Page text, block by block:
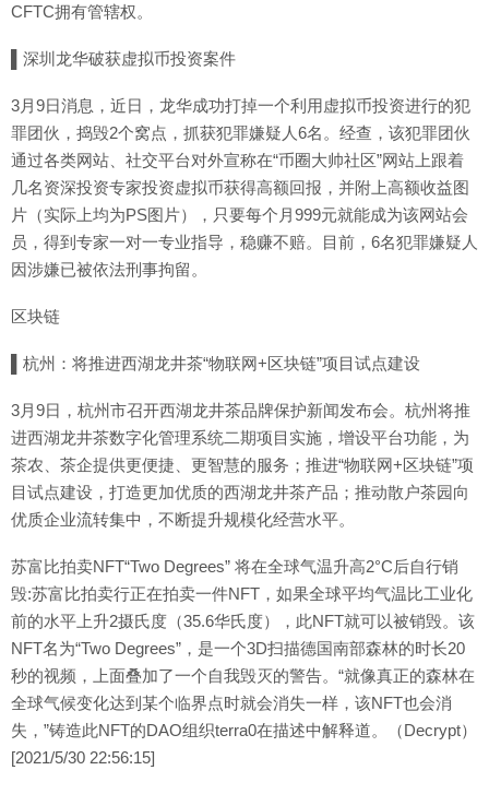
CFTC拥有管辖权。
▌深圳龙华破获虚拟币投资案件
3月9日消息，近日，龙华成功打掉一个利用虚拟币投资进行的犯
罪团伙，捣毁2个窝点，抓获犯罪嫌疑人6名。经查，该犯罪团伙
通过各类网站、社交平台对外宣称在“币圈大帅社区”网站上跟着
几名资深投资专家投资虚拟币获得高额回报，并附上高额收益图
片（实际上均为PS图片），只要每个月999元就能成为该网站会
员，得到专家一对一专业指导，稳赚不赔。目前，6名犯罪嫌疑人
因涉嫌已被依法刑事拘留。
区块链
▌杭州：将推进西湖龙井茶“物联网+区块链”项目试点建设
3月9日，杭州市召开西湖龙井茶品牌保护新闻发布会。杭州将推
进西湖龙井茶数字化管理系统二期项目实施，增设平台功能，为
茶农、茶企提供更便捷、更智慧的服务；推进“物联网+区块链”项
目试点建设，打造更加优质的西湖龙井茶产品；推动散户茶园向
优质企业流转集中，不断提升规模化经营水平。
苏富比拍卖NFT“Two Degrees” 将在全球气温升高2°C后自行销
毁:苏富比拍卖行正在拍卖一件NFT，如果全球平均气温比工业化
前的水平上升2摄氏度（35.6华氏度），此NFT就可以被销毁。该
NFT名为“Two Degrees”，是一个3D扫描德国南部森林的时长20
秒的视频，上面叠加了一个自我毁灭的警告。“就像真正的森林在
全球气候变化达到某个临界点时就会消失一样，该NFT也会消
失，”铸造此NFT的DAO组织terra0在描述中解释道。（Decrypt）
[2021/5/30 22:56:15]